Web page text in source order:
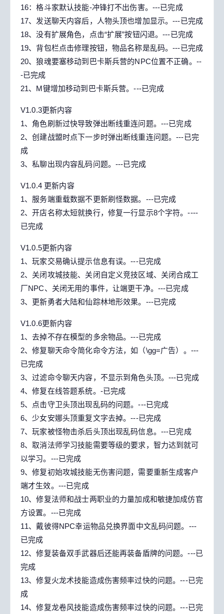
16：格斗家默认技能-冲锋打不出伤害。---已完成
17、发送聊天内容后，人物头顶也增加显示。---已完成
18、没有扩展角色，点击“扩展”按钮闪退。---已完成
19、背包栏点击修理按钮，物品名称是乱码。---已完成
20、狼魂要塞移动到巴卡斯兵营的NPC位置不正确。--
-已完成
21、M键增加移动到巴卡斯兵营。---已完成
V1.0.3更新内容
1、角色刷新过快导致弹出断线重连问题。---已完成
2、创建战盟时点下一步时弹出断线重连问题。---已完
成
3、私聊出现内容乱码问题。---已完成
V1.0.4 更新内容
1、服务端重载数据不更新刷怪数据。---已完成
2、开店名称太短就换行，修复一行显示8个字符。----
已完成
V1.0.5更新内容
1、玩家交易确认提示信息有误。---已完成
2、关闭攻城技能、关闭自定义竞技区域、关闭合成工
厂NPC、关闭无用的事件，让端更干净。---已完成
3、更新勇者大陆和仙踪林地形效果。---已完成
V1.0.6更新内容
1、去掉不存在模型的多余物品。---已完成
2、修复聊天命令简化命令方法，如（\gg=广告）。---
已完成
3、过滤命令聊天内容，不显示到角色头顶。---已完成
4、修复在线答题系统。-已完成
5、点击守卫头顶出现乱码的问题。---已完成
6、少女安娜头顶重复文字去掉。---已完成
7、玩家被怪物击杀后头顶出现乱码信息。---已完成
8、取消法师学习技能需要等级的要求，智力达到就可
以学习。---已完成
9、修复初始攻城技能无伤害问题，需要重新生成客户
端才生效。---已完成
10、修复法师和战士两职业的力量加成和敏捷加成仿官
方设置。---已完成
11、戴彼得NPC幸运物品兑换界面中文乱码问题。---
已完成
12、修复装备双手武器后还能再装备盾牌的问题。---已
完成
13、修复火龙术技能造成伤害频率过快的问题。---已完
成
14、修复龙卷风技能造成伤害频率过快的问题。---已完